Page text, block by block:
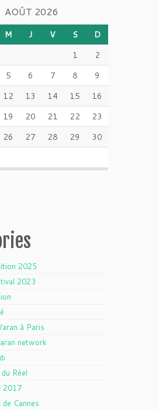
AOÛT 2026
M J V S
D
1
2
5 6 7 8
9
12 13 14 15
16
19 20 21 22
23
26 27 28 29
30
2025
2023
à Paris
network
Réel
2017
de Cannes